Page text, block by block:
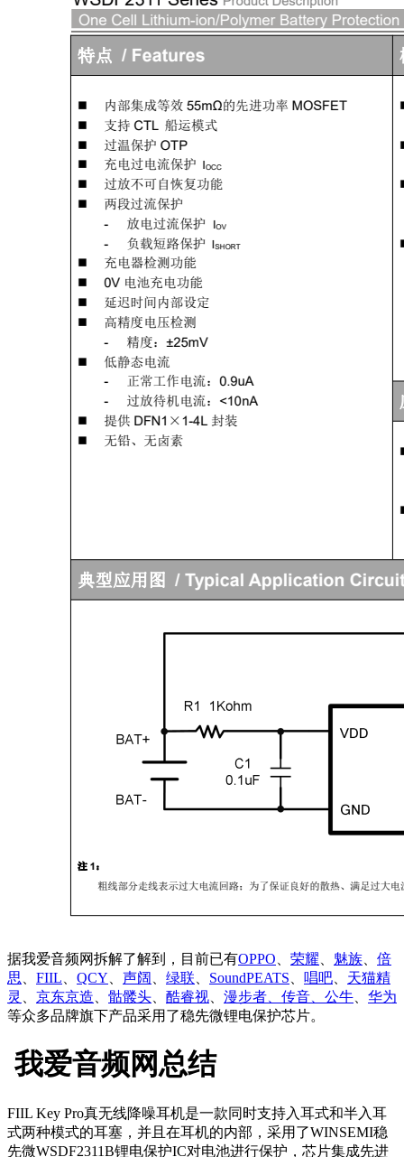
据我爱音频网拆解了解到，目前已有OPPO 荣耀 魅族
倍
思
FIIL QCY 声阔 绿联 SoundPEATS 唱吧
天猫精
灵
京东京造 骷髅头 酷睿视 漫步者、传音、公牛
华为
等众多品牌旗下产品采用了稳先微锂电保护芯片。
我爱音频网总结
FIIL Key Pro真无线降噪耳机是一款同时支持入耳式和半入耳
式两种模式的耳塞，并且在耳机的内部，采用了WINSEMI稳
先微WSDF2311B锂电保护IC对电池进行保护，芯片集成先进